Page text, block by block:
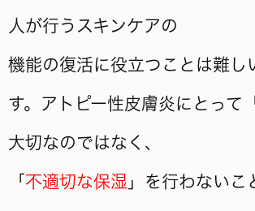
人が行うスキンケアの
機能の復活に役立つことは難し
す。アトピー性皮膚炎にとって
大切なのではなく、
「 不適切な保湿 」を行わないこ